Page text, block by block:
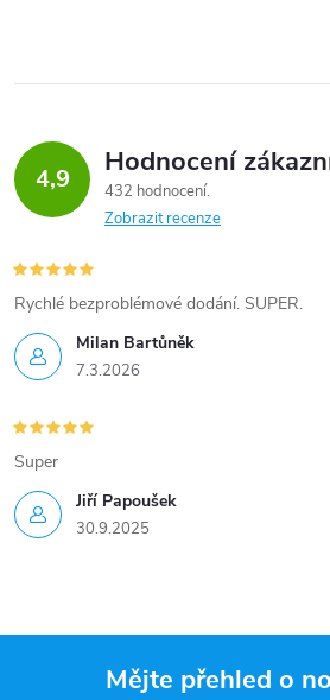
4,9 Hodnocení
432 hodnocení
Zobrazit recenze
Milan Bartůněk
7.3.2026
Rychlé bezproblémové dodání. SUPER.
Jiří Papoušek
30.9.2025
Super
Mějte přehled o